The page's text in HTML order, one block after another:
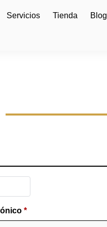
Servicios Tienda Blog
*